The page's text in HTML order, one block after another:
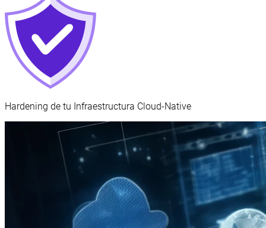
Hardening de tu Infraestructura Cloud-Native